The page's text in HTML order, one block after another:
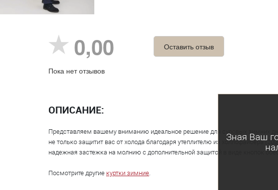
Зная Ваш
0,00
Пока нет отзывов
Оставить отзыв
ОПИСАНИЕ:
Представляем вашему вниманию идеальное решение для суровых зимних
не только защитит вас от холода благодаря утеплителю из холлофайбера
надежная застежка на молнию с дополнительной защитой в виде кнопок
Посмотрите другие куртки зимние.